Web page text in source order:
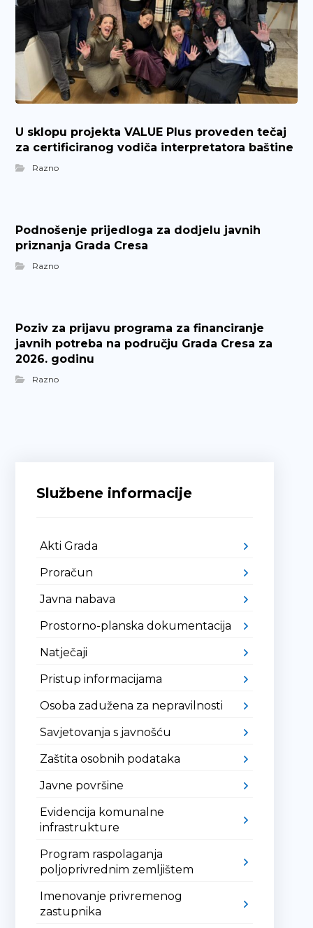
U sklopu projekta VALUE Plus proveden tečaj
za certificiranog vodiča interpretatora baštine
Razno
Podnošenje prijedloga za dodjelu javnih
priznanja Grada Cresa
Razno
Poziv za prijavu programa za financiranje
javnih potreba na području Grada Cresa za
2026. godinu
Razno
Službene informacije
Akti Grada
Proračun
Javna nabava
Prostorno-planska dokumentacija
Natječaji
Pristup informacijama
Osoba zadužena za nepravilnosti
Savjetovanja s javnošću
Zaštita osobnih podataka
Javne površine
Evidencija komunalne
infrastrukture
Program raspolaganja
poljoprivrednim zemljištem
Imenovanje privremenog
zastupnika